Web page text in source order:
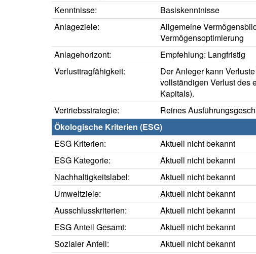
Kenntnisse:
Basiskenntnisse
Anlageziele:
Allgemeine
Vermögensoptimierung
Anlagehorizont:
Empfehlung: Langfristig
Verlusttragfähigkeit:
Der Anleger kann
vollständigen Verlust des
Kapitals).
Vertriebsstrategie:
Reines
Ökologische Kriterien (ESG)
ESG Kriterien:
Aktuell nicht bekannt
ESG Kategorie:
Aktuell nicht bekannt
Nachhaltigkeitslabel:
Aktuell nicht bekannt
Umweltziele:
Aktuell nicht bekannt
Ausschlusskriterien:
Aktuell nicht bekannt
ESG Anteil Gesamt:
Aktuell nicht bekannt
Sozialer Anteil:
Aktuell nicht bekannt